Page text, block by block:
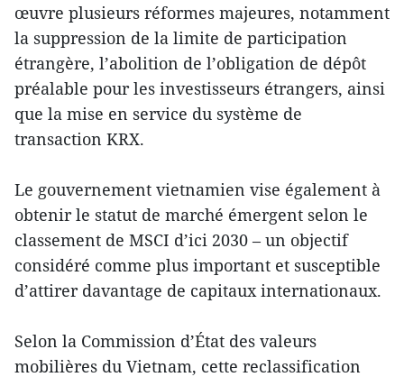
œuvre plusieurs réformes majeures, notamment
la suppression de la limite de participation
étrangère, l’abolition de l’obligation de dépôt
préalable pour les investisseurs étrangers, ainsi
que la mise en service du système de
transaction KRX.
Le gouvernement vietnamien vise également à
obtenir le statut de marché émergent selon le
classement de MSCI d’ici 2030 – un objectif
considéré comme plus important et susceptible
d’attirer davantage de capitaux internationaux.
Selon la Commission d’État des valeurs
mobilières du Vietnam, cette reclassification